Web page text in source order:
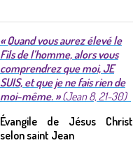
«Quand vous aurez élevé le
Fils de l’homme, alors vous
comprendrez que moi, JE
SUIS, et que je ne fais rien de
moi-même. »(Jean 8, 21-30)
Évangile de Jésus Christ
selon saint Jean